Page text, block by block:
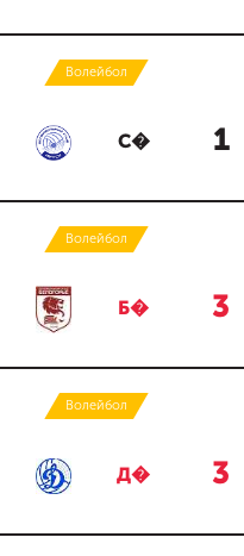
Волейбол
С� 1
Волейбол
Б� 3
Волейбол
Д� 3